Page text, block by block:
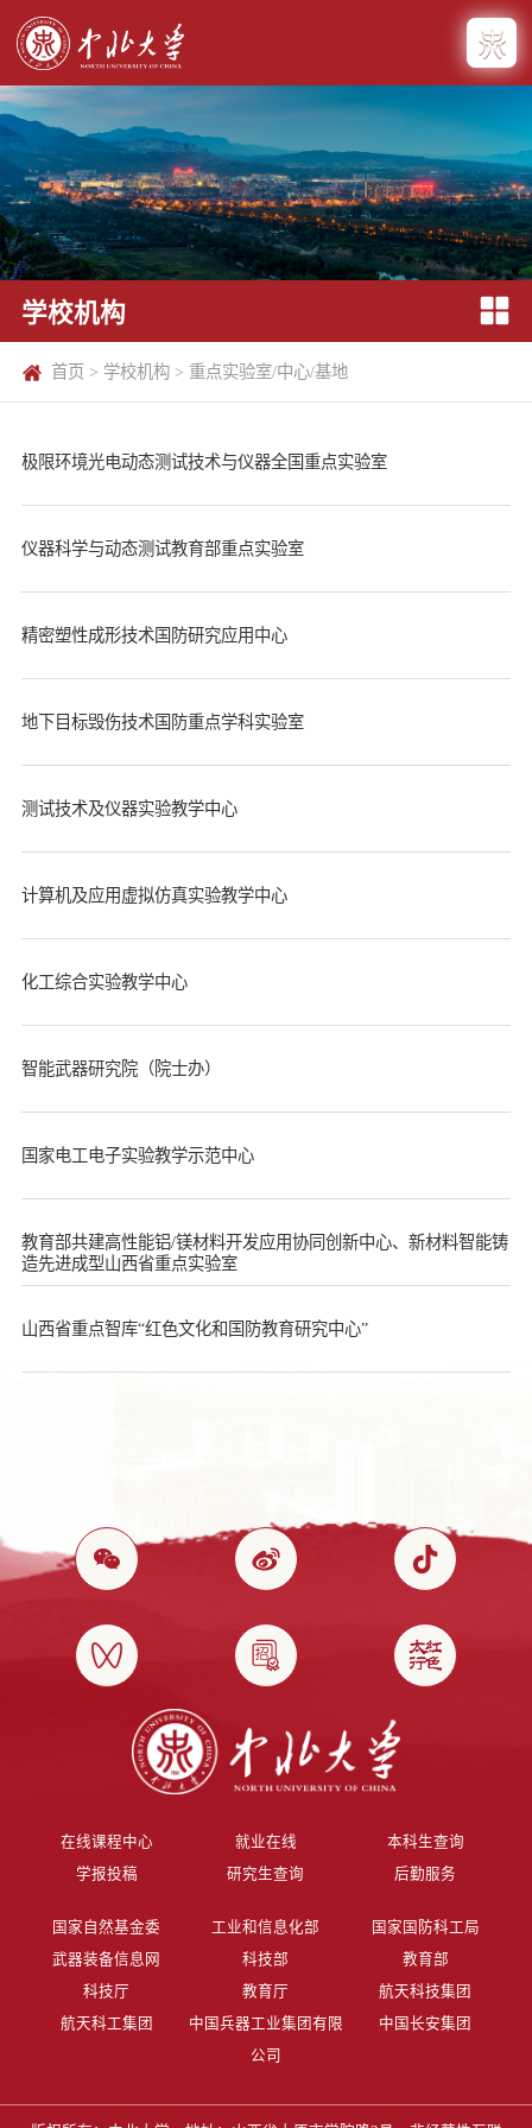
学校机构
首页 > 学校机构 > 重点实验室/中心/基地
极限环境光电动态测试技术与仪器全国重点实验室
仪器科学与动态测试教育部重点实验室
精密塑性成形技术国防研究应用中心
地下目标毁伤技术国防重点学科实验室
测试技术及仪器实验教学中心
计算机及应用虚拟仿真实验教学中心
化工综合实验教学中心
智能武器研究院（院士办）
国家电工电子实验教学示范中心
教育部共建高性能铝/镁材料开发应用协同创新中心、新材料智能铸
造先进成型山西省重点实验室
山西省重点智库“红色文化和国防教育研究中心”
在线课程中心 就业在线
本科生查询
学报投稿
研究生查询 后勤服务
国家自然基金委 工业和信息化部
国家国防科工局
武器装备信息网
科技部
教育部
科技厅
教育厅
航天科技集团
航天科工集团
中国兵器工业集团有限
公司
中国长安集团